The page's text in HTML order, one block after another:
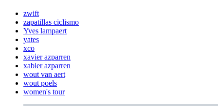
zwift
zapatillas ciclismo
Yves lampaert
yates
xco
xavier azparren
xabier azparren
wout van aert
wout poels
women's tour